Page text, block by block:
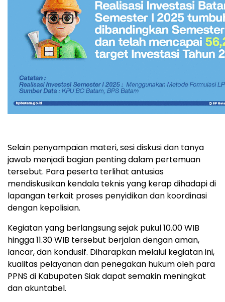
Selain penyampaian materi, sesi diskusi dan tanya
jawab menjadi bagian penting dalam pertemuan
tersebut. Para peserta terlihat antusias
mendiskusikan kendala teknis yang kerap dihadapi di
lapangan terkait proses penyidikan dan koordinasi
dengan kepolisian.
Kegiatan yang berlangsung sejak pukul 10.00 WIB
hingga 11.30 WIB tersebut berjalan dengan aman,
lancar, dan kondusif. Diharapkan melalui kegiatan ini,
kualitas pelayanan dan penegakan hukum oleh para
PPNS di Kabupaten Siak dapat semakin meningkat
dan akuntabel.